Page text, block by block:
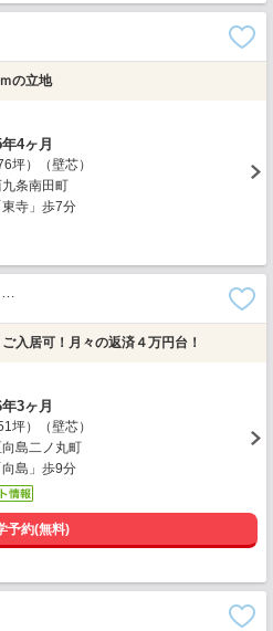
の立地
4ヶ月
坪）（壁芯）
条南田町
寺」歩7分
…
入居可！月々の返済４万円台！
3ヶ月
坪）（壁芯）
島二ノ丸町
島」歩9分
予約(無料)